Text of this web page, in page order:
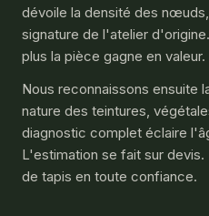
dévoile la densité des
signature de l'atelier
plus la pièce gagne en valeur.
Nous reconnaissons ensuite
nature des teintures,
diagnostic complet éclaire
L'estimation se fait sur
de tapis en toute confiance.